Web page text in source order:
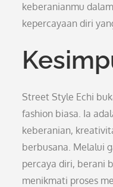
keberanianmu
kepercayaan diri
Street Style Echi
fashion biasa. Ia
keberanian,
berbusana. Melalui
percaya diri, berani
menikmati proses